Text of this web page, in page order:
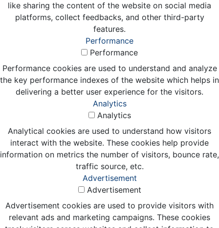
like sharing the content of the website on social media
platforms, collect feedbacks, and other third-party
features.
Performance
Performance
Performance cookies are used to understand and analyze
the key performance indexes of the website which helps in
delivering a better user experience for the visitors.
Analytics
Analytics
Analytical cookies are used to understand how visitors
interact with the website. These cookies help provide
information on metrics the number of visitors, bounce rate,
traffic source, etc.
Advertisement
Advertisement
Advertisement cookies are used to provide visitors with
relevant ads and marketing campaigns. These cookies